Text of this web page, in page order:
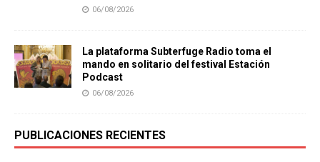
06/08/2026
La plataforma Subterfuge Radio toma el
mando en solitario del festival Estación
Podcast
06/08/2026
PUBLICACIONES RECIENTES